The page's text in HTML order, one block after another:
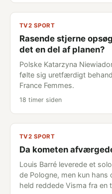
TV2 SPORT
Rasende stjerne
det en del af planen?
Polske Katarzyna
følte sig uretfærdigt
France Femmes.
18 timer siden
TV2 SPORT
Da kometen
Louis Barré leverede et
de Pologne, men kun
held reddede Visma fra en